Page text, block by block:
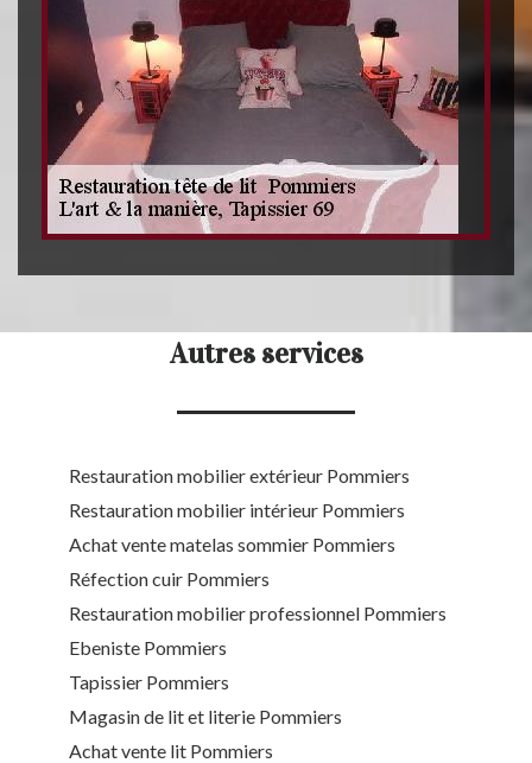
Autres services
Restauration mobilier extérieur Pommiers
Restauration mobilier intérieur Pommiers
Achat vente matelas sommier Pommiers
Réfection cuir Pommiers
Restauration mobilier professionnel Pommiers
Ebeniste Pommiers
Tapissier Pommiers
Magasin de lit et literie Pommiers
Achat vente lit Pommiers